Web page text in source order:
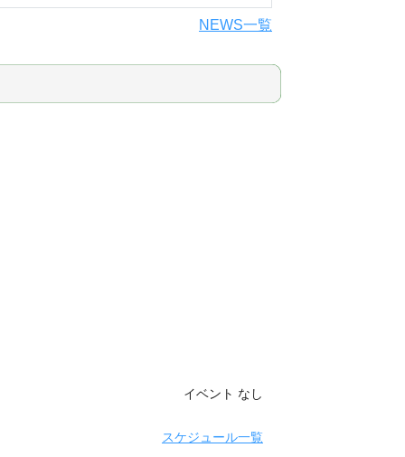
NEWS一覧
イベント なし
スケジュール一覧